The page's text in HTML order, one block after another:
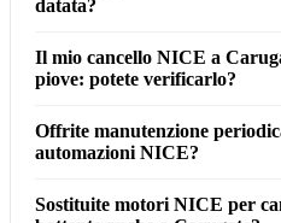
datata?
Il mio cancello NICE a
piove: potete verificarlo?
Offrite manutenzione
automazioni NICE?
Sostituite motori NICE per